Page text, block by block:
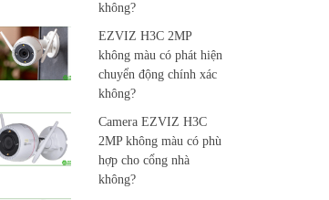
không?
EZVIZ H3C 2MP
không màu có phát hiện
chuyển động chính xác
không?
Camera EZVIZ H3C
2MP không màu có phù
hợp cho cổng nhà
không?